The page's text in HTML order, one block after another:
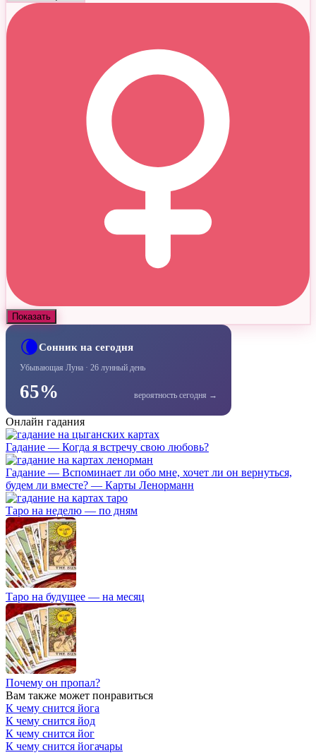
Показать
🌘Сонник на сегодня
Убывающая Луна · 26 лунный день
65% вероятность сегодня →
Онлайн гадания
Гадание — Когда я встречу свою любовь?
Гадание — Вспоминает ли обо мне, хочет ли он вернуться,
будем ли вместе? — Карты Ленорманн
Таро на неделю — по дням
Таро на будущее — на месяц
Почему он пропал?
Вам также может понравиться
К чему снится йога
К чему снится йод
К чему снится йог
К чему снится йогачары